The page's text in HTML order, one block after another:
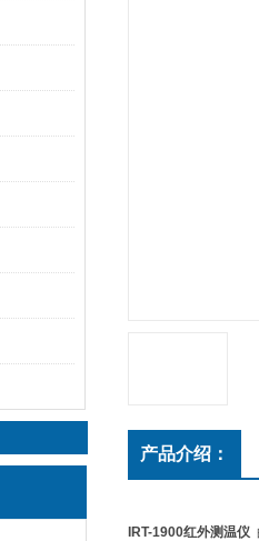
产品介绍：
IRT-1900红外测温仪